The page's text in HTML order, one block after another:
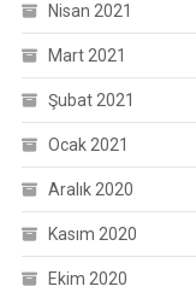
Nisan 2021
Mart 2021
Şubat 2021
Ocak 2021
Aralık 2020
Kasım 2020
Ekim 2020